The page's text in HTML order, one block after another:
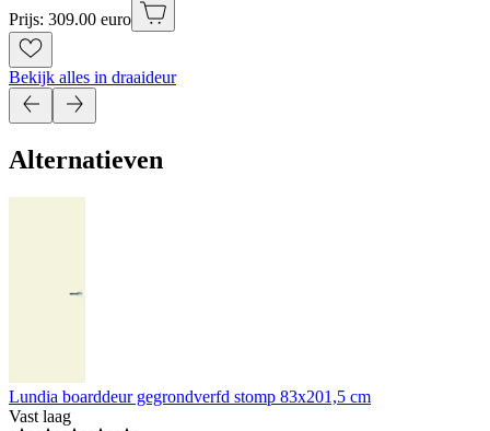
Prijs: 309.00 euro
Bekijk alles in draaideur
Alternatieven
Lundia boarddeur gegrondverfd stomp 83x201,5 cm
Vast laag